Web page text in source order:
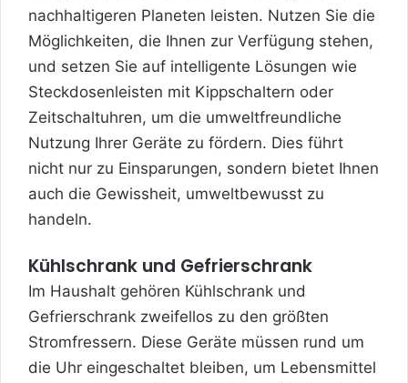
nachhaltigeren Planeten leisten. Nutzen Sie die
Möglichkeiten, die Ihnen zur Verfügung stehen,
und setzen Sie auf intelligente Lösungen wie
Steckdosenleisten mit Kippschaltern oder
Zeitschaltuhren, um die umweltfreundliche
Nutzung Ihrer Geräte zu fördern. Dies führt
nicht nur zu Einsparungen, sondern bietet Ihnen
auch die Gewissheit, umweltbewusst zu
handeln.
Kühlschrank und Gefrierschrank
Im Haushalt gehören Kühlschrank und
Gefrierschrank zweifellos zu den größten
Stromfressern. Diese Geräte müssen rund um
die Uhr eingeschaltet bleiben, um Lebensmittel